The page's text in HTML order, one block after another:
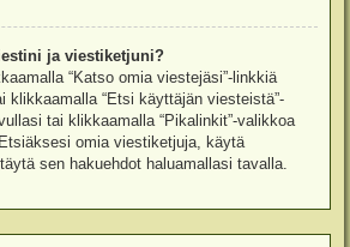
ja viestiketjuni?
“Katso omia viestejäsi”-linkkiä
klikkaamalla “Etsi käyttäjän viesteistä”-
tai klikkaamalla “Pikalinkit”-valikkoa
omia viestiketjuja, käytä
sen hakuehdot haluamallasi tavalla.